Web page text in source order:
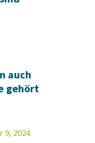
auch
gehört
9, 2024